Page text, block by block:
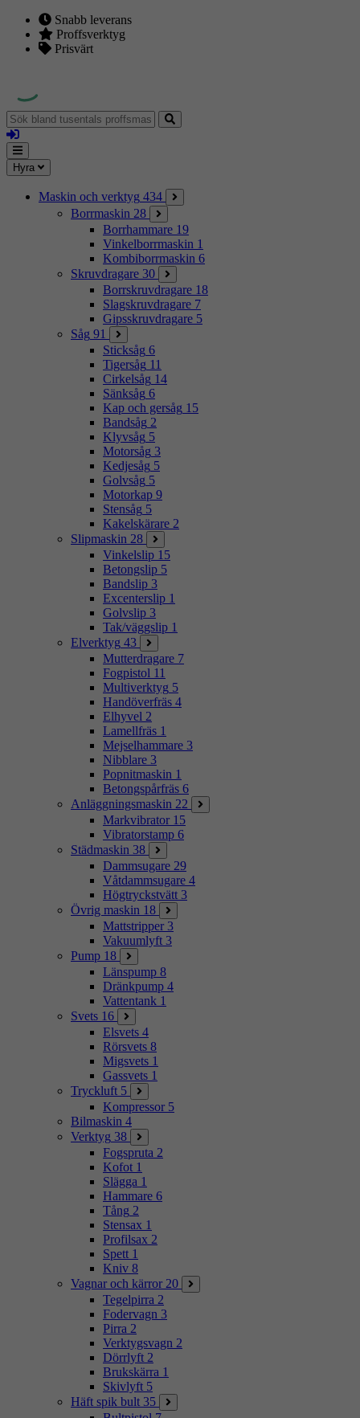
Snabb leverans
Proffsverktyg
Prisvärt
Sök
bland
tusentals
proffsmaskiner
Logga
in
Mina
sidor
Meny
Hyra
Maskin och verktyg 434
Borrmaskin 28
Borrhammare 19
Vinkelborrmaskin 1
Kombiborrmaskin 6
Skruvdragare 30
Borrskruvdragare 18
Slagskruvdragare 7
Gipsskruvdragare 5
Såg 91
Sticksåg 6
Tigersåg 11
Cirkelsåg 14
Sänksåg 6
Kap och gersåg 15
Bandsåg 2
Klyvsåg 5
Motorsåg 3
Kedjesåg 5
Golvsåg 5
Motorkap 9
Stensåg 5
Kakelskärare 2
Slipmaskin 28
Vinkelslip 15
Betongslip 5
Bandslip 3
Excenterslip 1
Golvslip 3
Tak/väggslip 1
Elverktyg 43
Mutterdragare 7
Fogpistol 11
Multiverktyg 5
Handöverfräs 4
Elhyvel 2
Lamellfräs 1
Mejselhammare 3
Nibblare 3
Popnitmaskin 1
Betongspårfräs 6
Anläggningsmaskin 22
Markvibrator 15
Vibratorstamp 6
Städmaskin 38
Dammsugare 29
Våtdammsugare 4
Högtryckstvätt 3
Övrig maskin 18
Mattstripper 3
Vakuumlyft 3
Pump 18
Länspump 8
Dränkpump 4
Vattentank 1
Svets 16
Elsvets 4
Rörsvets 8
Migsvets 1
Gassvets 1
Tryckluft 5
Kompressor 5
Bilmaskin 4
Verktyg 38
Fogspruta 2
Kofot 1
Slägga 1
Hammare 6
Tång 2
Stensax 1
Profilsax 2
Spett 1
Kniv 8
Vagnar och kärror 20
Tegelpirra 2
Fodervagn 3
Pirra 2
Verktygsvagn 2
Dörrlyft 2
Brukskärra 1
Skivlyft 5
Häft spik bult 35